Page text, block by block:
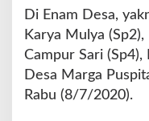
k
i
R
a
b
Di Enam Desa,
Karya Mulya
Campur Sari (Sp4),
Desa Marga
Rabu (8/7/2020).